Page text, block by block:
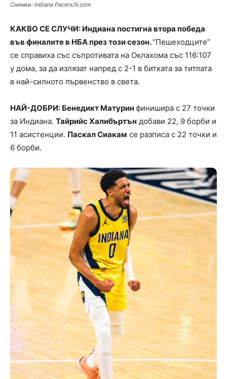
Снимки: Indiana Pacers/X.com
КАКВО СЕ СЛУЧИ: Индиана постигна втора победа
във финалите в НБА през този сезон.“Пешеходците”
се справиха със съпротивата на Оклахома със 116:107
у дома, за да излязат напред с 2-1 в битката за титлата
в най-силното първенство в света.
НАЙ-ДОБРИ: Бенедикт Матурин финишира с 27 точки
за Индиана. Тайрийс Халибъртън добави 22, 9 борби и
11 асистенции. Паскал Сиакам се разписа с 22 точки и
6 борби.